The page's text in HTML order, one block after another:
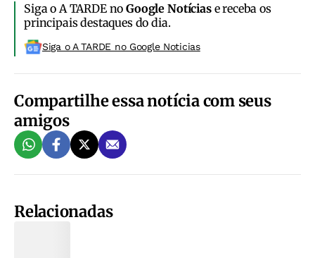
Siga o A TARDE noGoogle Notíciase receba os
principais destaques do dia.
Siga o A TARDE no Google Noticias
Compartilhe essa notícia com seus
amigos
Relacionadas